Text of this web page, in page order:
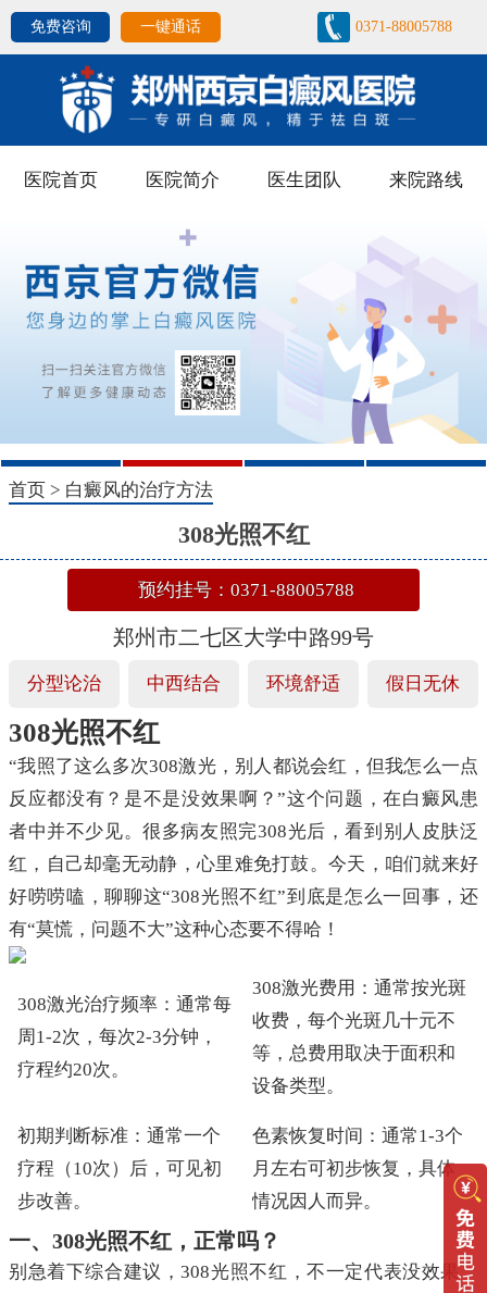
免费咨询 一键通话 0371-88005788
医院首页 医院简介 医生团队 来院路线
1 2 3 4
首页 > 白癜风的治疗方法
308光照不红
预约挂号：0371-88005788
郑州市二七区大学中路99号
分型论治 中西结合 环境舒适 假日无休
308光照不红
“我照了这么多次308激光，别人都说会红，但我怎么一点
反应都没有？是不是没效果啊？”这个问题，在白癜风患
者中并不少见。很多病友照完308光后，看到别人皮肤泛
红，自己却毫无动静，心里难免打鼓。今天，咱们就来好
好唠唠嗑，聊聊这“308光照不红”到底是怎么一回事，还
有“莫慌，问题不大”这种心态要不得哈！
308激光治疗频率：通常每
周1-2次，每次2-3分钟，
疗程约20次。
308激光费用：通常按光斑
收费，每个光斑几十元不
等，总费用取决于面积和
设备类型。
初期判断标准：通常一个
疗程（10次）后，可见初
步改善。
色素恢复时间：通常1-3个
月左右可初步恢复，具体
情况因人而异。
一、308光照不红，正常吗？
别急着下综合建议，308光照不红，不一定代表没效果，